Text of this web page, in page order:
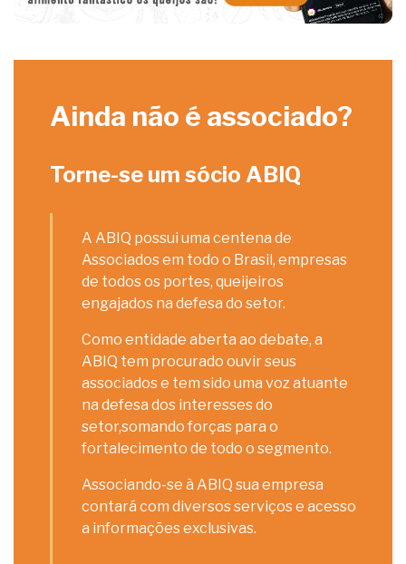
Ainda não é associado?
Torne-se um sócio ABIQ
A ABIQ possui uma centena de
Associados em todo o Brasil, empresas
de todos os portes, queijeiros
engajados na defesa do setor.
Como entidade aberta ao debate, a
ABIQ tem procurado ouvir seus
associados e tem sido uma voz atuante
na defesa dos interesses do
setor,somando forças para o
fortalecimento de todo o segmento.
Associando-se à ABIQ sua empresa
contará com diversos serviços e acesso
a informações exclusivas.